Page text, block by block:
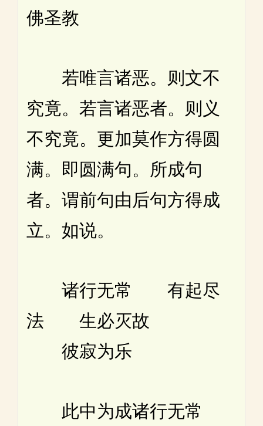
佛圣教
若唯言诸恶。则文不
究竟。若言诸恶者。则义
不究竟。更加莫作方得圆
满。即圆满句。所成句
者。谓前句由后句方得成
立。如说。
诸行无常 有起尽
法 生必灭故
彼寂为乐
此中为成诸行无常